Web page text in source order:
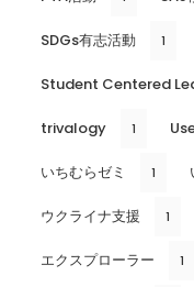
SDGs有志活動 1
Student Centered
trivalogy 1
いちむらゼミ 1
ウクライナ支援 1
エクスプローラー 1